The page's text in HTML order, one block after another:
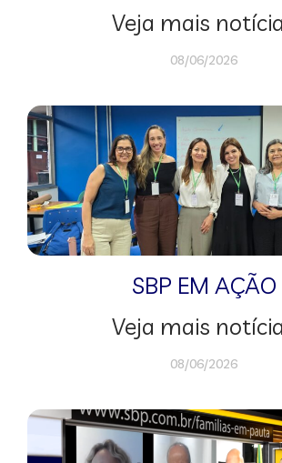
Veja mais
08/06/2026
SBP EM AÇÃO
Veja mais
08/06/2026